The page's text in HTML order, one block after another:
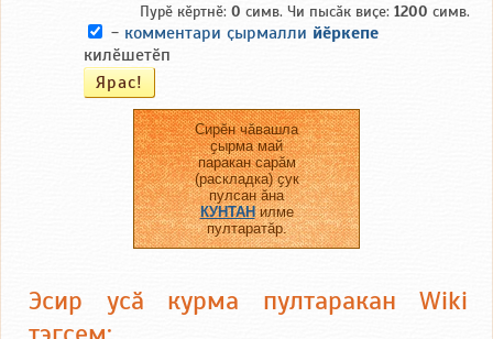
Пурӗ кӗртнӗ: 0 симв. Чи пысӑк виҫе: 1200 симв.
- комментари ҫырмалли йӗркепе
килӗшетӗп
Сирӗн чӑвашла
ҫырма май
паракан сарӑм
(раскладка) ҫук
пулсан ӑна
КУНТАНилме
пултаратӑр.
Эсир усӑ курма пултаракан Wiki